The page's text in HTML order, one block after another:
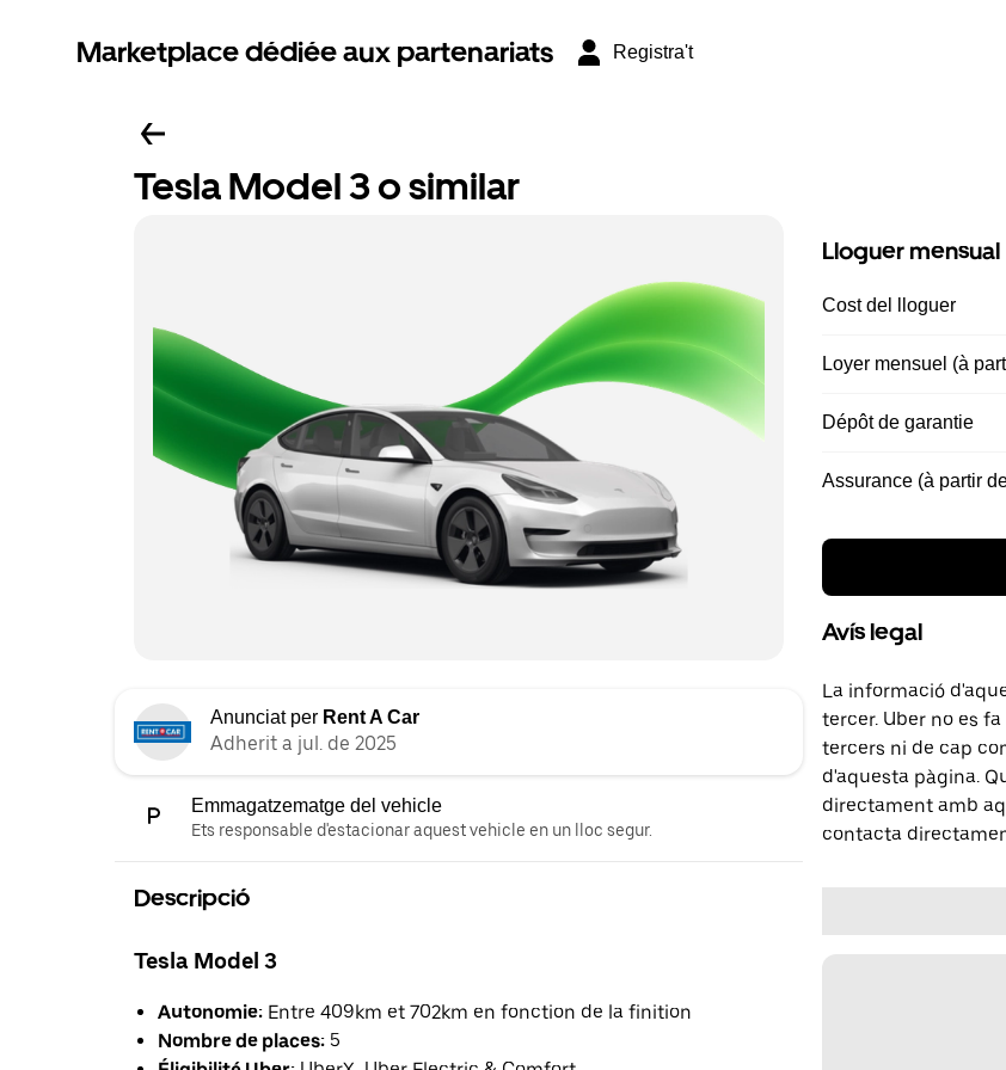
Marketplace dédiée aux partenariats Registra't
Tesla Model 3 o similar
Anunciat per Rent A Car
Adherit a jul. de 2025
Emmagatzematge del vehicle
Ets responsable d'estacionar aquest vehicle en un lloc segur.
Descripció
Tesla Model 3
Autonomie: Entre 409km et 702km en fonction de la finition
Nombre de places: 5
Lloguer mensual
Cost del lloguer
Loyer mensuel (à
Dépôt de garantie
Assurance (à partir
Avís legal
La informació
tercer. Uber no es
tercers ni de cap
d'aquesta pàgina.
directament amb
contacta